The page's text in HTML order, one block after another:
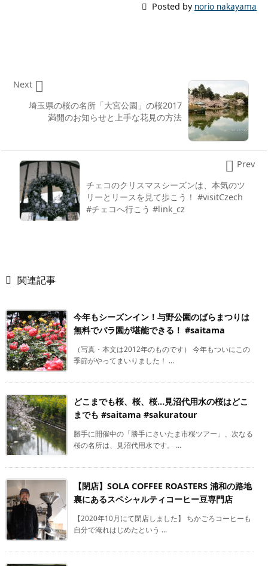
 Posted by norio nakayama
埼玉県の桜の名所「大宮公園」の桜2017
満開のお知らせと上手な花見の方法

Next
チェコのクリスマスシーズンは、本気のツ
リーとリースを見て歩こう！ #visitCzech
#チェコへ行こう #link_cz
 Prev
 関連記事
今年もシーズンイン！与野公園のばらまつりは
無料でバラ園が堪能できる！ #saitama
（写真・本文は2012年のものです） 今年もついにこの
季節がやってまいりました！ ...
どこまでも桜、桜、桜…見沼代用水の桜はどこ
までも #saitama #sakuratour
勝手に開催中の「勝手にさいたま市桜ツアー」、次なる
桜の名所は、見沼代用水です。 ...
【閉店】SOLA COFFEE ROASTERS 浦和の路地
裏にあるスペシャルティコーヒー豆専門店
【2020年10月にて閉店しました】 ちかごろコーヒーも
自分で淹れはじめたという ...